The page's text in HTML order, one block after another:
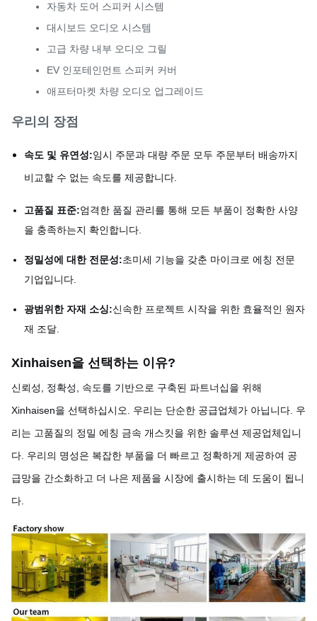
자동차 도어 스피커 시스템
대시보드 오디오 시스템
고급 차량 내부 오디오 그릴
EV 인포테인먼트 스피커 커버
애프터마켓 차량 오디오 업그레이드
우리의 장점
속도 및 유연성:임시 주문과 대량 주문 모두 주문부터 배송까지
비교할 수 없는 속도를 제공합니다.
고품질 표준:엄격한 품질 관리를 통해 모든 부품이 정확한 사양
을 충족하는지 확인합니다.
정밀성에 대한 전문성:초미세 기능을 갖춘 마이크로 에칭 전문
기업입니다.
광범위한 자재 소싱:신속한 프로젝트 시작을 위한 효율적인 원자
재 조달.
Xinhaisen을 선택하는 이유?
신뢰성, 정확성, 속도를 기반으로 구축된 파트너십을 위해
Xinhaisen을 선택하십시오. 우리는 단순한 공급업체가 아닙니다. 우
리는 고품질의 정밀 에칭 금속 개스킷을 위한 솔루션 제공업체입니
다. 우리의 명성은 복잡한 부품을 더 빠르고 정확하게 제공하여 공
급망을 간소화하고 더 나은 제품을 시장에 출시하는 데 도움이 됩니
다.